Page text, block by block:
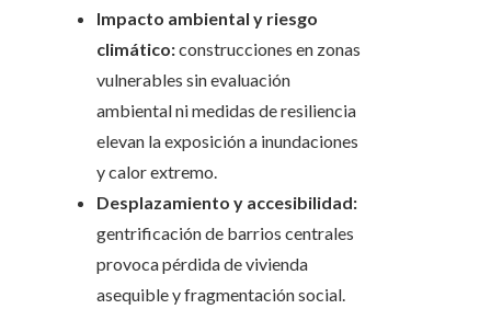
Impacto ambiental y riesgo
climático:construcciones en zonas
vulnerables sin evaluación
ambiental ni medidas de resiliencia
elevan la exposición a inundaciones
y calor extremo.
Desplazamiento y accesibilidad:
gentrificación de barrios centrales
provoca pérdida de vivienda
asequible y fragmentación social.